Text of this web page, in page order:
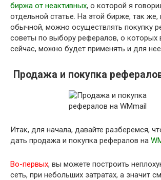
биржа от неактивных, о которой я
отдельной статье. На этой бирже, так же,
обычной, можно осуществлять покупку
советы по выбору рефералов, о которых
сейчас, можно будет применять и для
Продажа и покупка
Итак, для начала, давайте разберемся,
дать продажа и покупка рефералов на
Во-первых, вы можете построить
сеть, при небольших затратах, а значит